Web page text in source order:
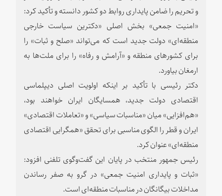
و تحریم را ضامن پایداری روابط دو کشور دانسته و تأکید کرد:
«امنیت جمعی» بخش اصلی «دکترین سیاست خارجی
منطقه‌ای» دولت جدید است که می‌تواند «صلح و ثبات» را
برای کشورهای منطقه و «آرامش و رفاه» را برای ملت‌ها به
ارمغان بیاورد.
دکتر رئیسی با تأکید بر اینکه اولویت اصلی دیپلماسی
اقتصادی دولت جدید، همسایگان ایران خواهند بود،
«هم‌افزایی» میان «مناسبات سیاسی» و «تعاملات اقتصادی»
ایران و قطر را الگوی مناسبی برای تحقق «همگرایی اقتصادی
منطقه‌ای» عنوان کرد.
رئیس جمهور منتخب در پایان این گفت‌وگوی تلفنی افزود:
«ثبات و پایداری امنیت جمعی» در گرو به صفر رساندن
مداخلات بیگانگان در مناسبات منطقه‌ای است.